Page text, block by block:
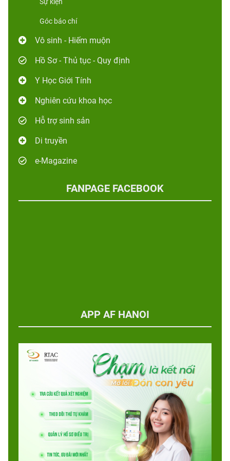
Sự kiện
Góc báo chí
Vô sinh - Hiếm muộn
Hồ Sơ - Thủ tục - Quy định
Y Học Giới Tính
Nghiên cứu khoa học
Hỗ trợ sinh sản
Di truyền
e-Magazine
FANPAGE FACEBOOK
APP AF HANOI